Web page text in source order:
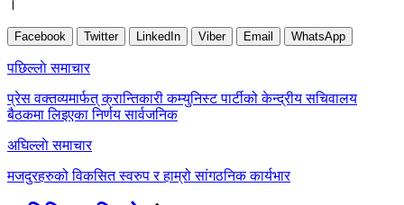
।
Facebook Twitter LinkedIn Viber Email WhatsApp
Post
navigation
पछिल्लाे समाचार
प्रेस वक्तव्यमार्फत् क्रान्तिकारी कम्युनिस्ट पार्टीको केन्द्रीय सचिवालय
बैठकमा लिइएका निर्णय सार्वजनिक
अघिल्लाे समाचार
मजदुरहरुको विकसित स्वरुप र हाम्रो सांगठनिक कार्यभार